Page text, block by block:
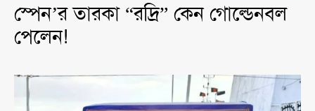
স্পেন’র তারকা “রদ্রি” কেন গোল্ডেনবল
পেলেন!